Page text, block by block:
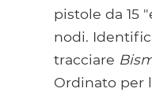
pistole da 15
nodi.
tracciare
Ordinato per